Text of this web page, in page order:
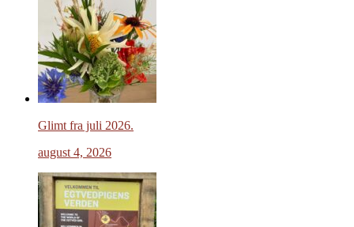
Glimt fra juli 2026.
august 4, 2026